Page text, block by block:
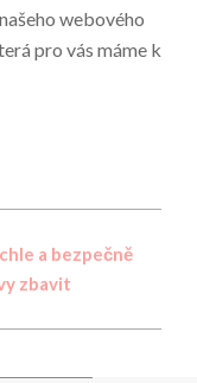
webového
pro vás máme k
a bezpečně
zbavit